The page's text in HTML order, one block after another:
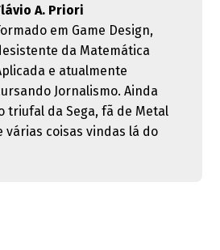
A. Priori
em Game Design,
da Matemática
e atualmente
Jornalismo. Ainda
triufal da Sega, fã de Metal
várias coisas vindas lá do